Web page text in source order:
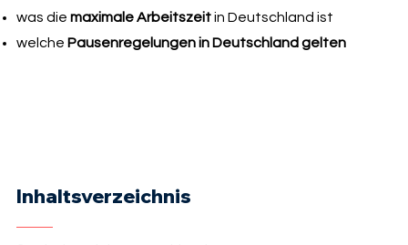
was die maximale Arbeitszeitin Deutschland ist
welche Pausenregelungen in Deutschland gelten
Inhaltsverzeichnis